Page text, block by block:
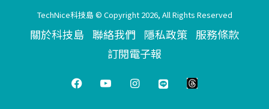
TechNice科技島 © Copyright 2026, All Rights Reserved
關於科技島 聯絡我們 隱私政策 服務條款
訂閱電子報